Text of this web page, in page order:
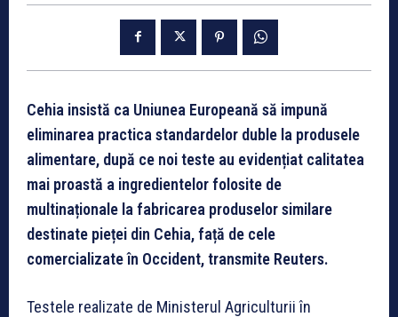
Cehia insistă ca Uniunea Europeană să impună
eliminarea practica standardelor duble la produsele
alimentare, după ce noi teste au evidențiat calitatea
mai proastă a ingredientelor folosite de
multinaționale la fabricarea produselor similare
destinate pieței din Cehia, față de cele
comercializate în Occident, transmite Reuters.
Testele realizate de Ministerul Agriculturii în